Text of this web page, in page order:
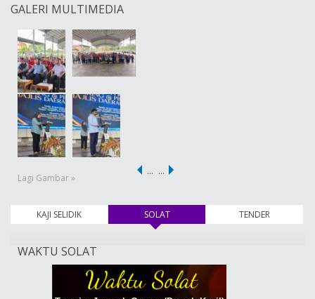
GALERI MULTIMEDIA
Lagi Gambar »
… …
KAJI SELIDIK SOLAT(tab aktif) TENDER
WAKTU SOLAT